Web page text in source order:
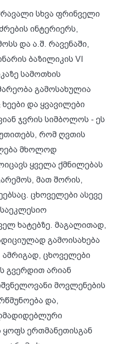
სხვა ფრინველი
ინტერიერს,
და ა.შ. რავენაში,
ბაზილიკის VI
სამოთხის
გამოსახულია
და ყვავილები
ჯვრის სიმბოლოს - ეს
რომ ღვთის
მხოლოდ
ყველა ქმნილებას
მათ შორის,
ცხოველები ასევე
ხატებზე. მაგალითად,
გამოისახება
ამრიგად, ცხოველები
გვერდით არიან
მოვლენების
და,
ერთმანეთისგან